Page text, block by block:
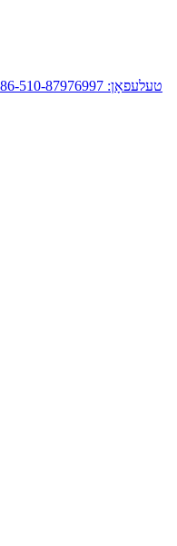
טעלעפאָן: 86-510-87976997